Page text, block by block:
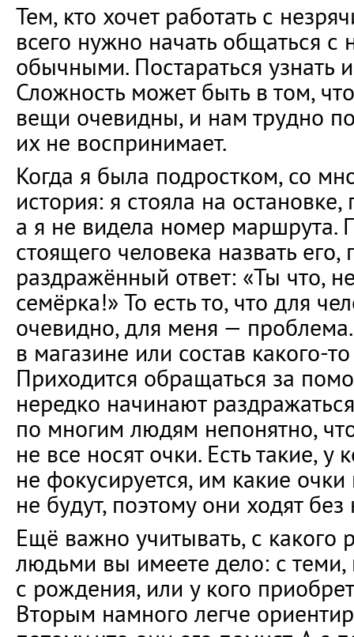
Тем, кто хочет работать с
всего нужно начать общаться
обычными. Постараться узнать
Сложность может быть в том,
вещи очевидны, и нам трудно
их не воспринимает.
Когда я была подростком, со
история: я стояла на
а я не видела номер маршрута.
стоящего человека назвать его,
раздражённый ответ: «Ты что,
семёрка!» То есть то, что для
очевидно, для меня —
в магазине или состав какого-
Приходится обращаться за
нередко начинают
по многим людям непонятно,
не все носят очки. Есть такие, у
не фокусируется, им какие
не будут, поэтому они ходят без
Ещё важно учитывать, с какого
людьми вы имеете дело: с теми,
с рождения, или у кого
Вторым намного легче